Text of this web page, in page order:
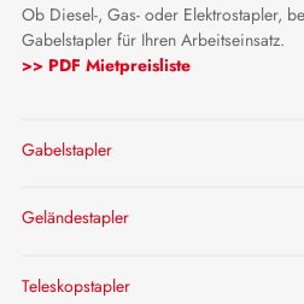
Ob Diesel-, Gas- oder Elektrostapler,
Gabelstapler für Ihren Arbeitseinsatz.
>> PDF Mietpreisliste
Gabelstapler
Geländestapler
Teleskopstapler